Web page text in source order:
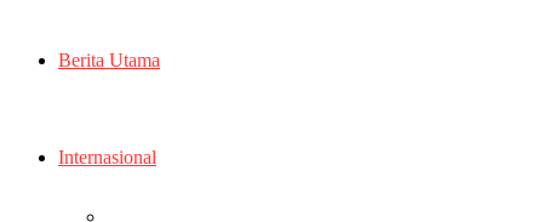
Berita Utama
Internasional